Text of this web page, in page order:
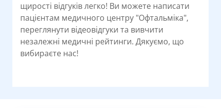
щирості відгуків легко! Ви можете написати
пацієнтам медичного центру "Офтальміка",
переглянути відеовідгуки та вивчити
незалежні медичні рейтинги. Дякуємо, що
вибираєте нас!